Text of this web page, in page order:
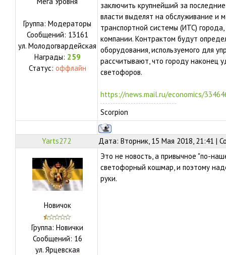
Группа: Модераторы
Сообщений: 13161
ул. Молодогвардейская
Награды: 259
Статус: оффлайн
заключить крупнейший за
власти выделят на обслуживание и
транспортной системы (ИТС)
компании. Контрактом будут
оборудования, используемого для
рассчитывают, что городу наконец
светофоров.
https://news.mail.ru/economics/
Scorpion
Yarts272 Дата: Вторник, 15 Мая 2018, 21:41 |
Новичок
Группа: Новички
Сообщений: 16
ул. Ярцевская
Это не новость, а привычное "по-
светофорный кошмар, и поэтому
руки.